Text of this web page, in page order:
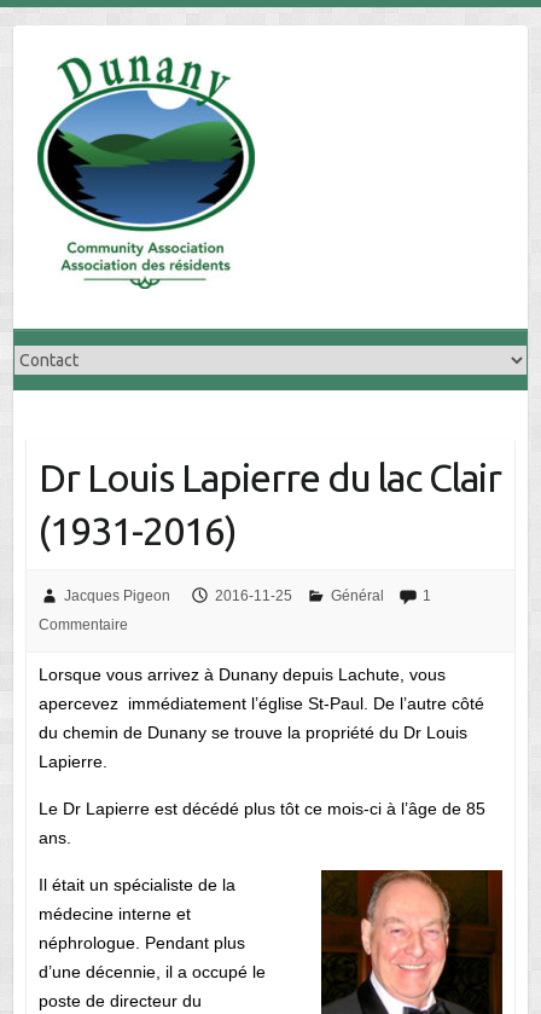
Dr Louis Lapierre du lac Clair
(1931-2016)
Jacques Pigeon 2016-11-25 Général
1
Commentaire
Lorsque vous arrivez à Dunany depuis Lachute, vous
apercevez immédiatement l’église St-Paul. De l’autre côté
du chemin de Dunany se trouve la propriété du Dr Louis
Lapierre.
Le Dr Lapierre est décédé plus tôt ce mois-ci à l’âge de 85
ans.
Il était un spécialiste de la
médecine interne et
néphrologue. Pendant plus
d’une décennie, il a occupé le
poste de directeur du